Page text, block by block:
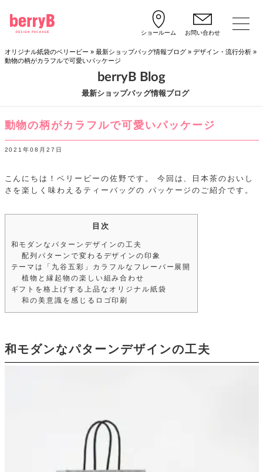
ショールーム お問い合わせ
オリジナル紙袋のベリービー » 最新ショップバッグ情報ブログ» デザイン・流行分析»
動物の柄がカラフルで可愛いパッケージ
最新ショップバッグ情報ブログ
berryB Blog
動物の柄がカラフルで可愛いパッケージ
2021年08月27日
こんにちは！ベリービーの佐野です。
今回は、日本茶のおいし
さを楽しく味わえるティーバッグの パッケージのご紹介です。
目次
和モダンなパターンデザインの工夫
配列パターンで変わるデザインの印象
テーマは「九谷五彩」カラフルなフレーバー展開
植物と縁起物の楽しい組み合わせ
ギフトを格上げする上品なオリジナル紙袋
和の美意識を感じるロゴ印刷
和モダンなパターンデザインの工夫